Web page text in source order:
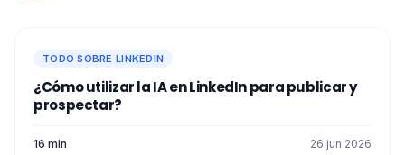
TODO SOBRE LINKEDIN
¿Cómo utilizar la IA en LinkedIn para publicar y
prospectar?
16 min 26 jun 2026